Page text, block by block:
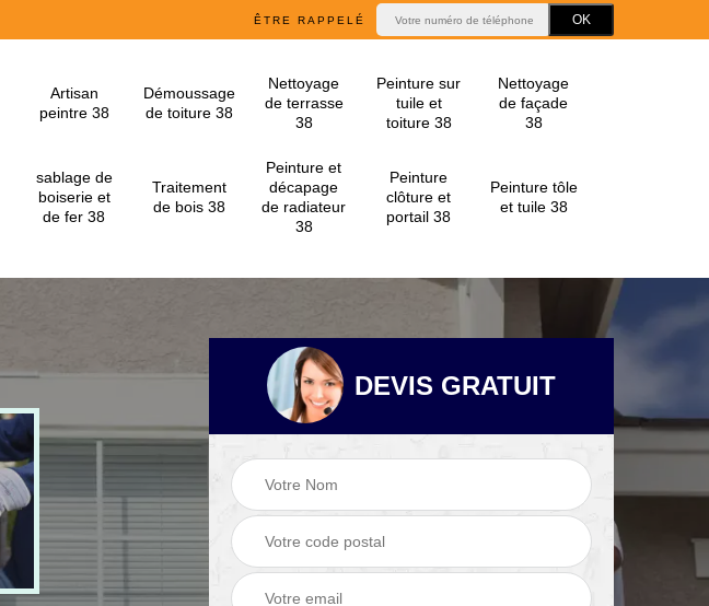
ÊTRE RAPPELÉ
Artisan
peintre 38
Démoussage
de toiture 38
Nettoyage
de terrasse
38
Peinture sur
tuile et
toiture 38
Nettoyage
de façade
38
sablage de
boiserie et
de fer 38
Traitement
de bois 38
Peinture et
décapage
de radiateur
38
Peinture
clôture et
portail 38
Peinture tôle
et tuile 38
Artisan peintre 38
Démoussage de
toiture 38
Nettoyage de
terrasse 38
DEVIS GRATUIT